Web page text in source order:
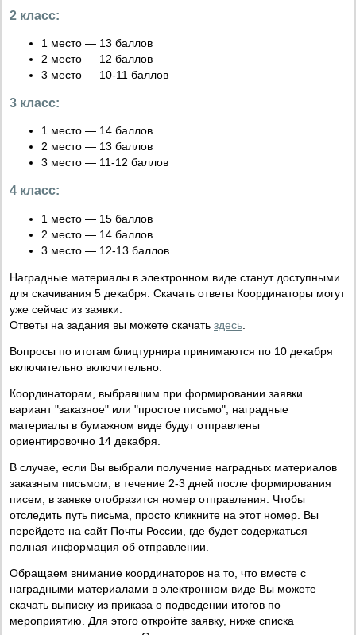
2 класс:
1 место — 13 баллов
2 место — 12 баллов
3 место — 10-11 баллов
3 класс:
1 место — 14 баллов
2 место — 13 баллов
3 место — 11-12 баллов
4 класс:
1 место — 15 баллов
2 место — 14 баллов
3 место — 12-13 баллов
Наградные материалы в электронном виде станут доступными
для скачивания 5 декабря. Скачать ответы Координаторы могут
уже сейчас из заявки.
Ответы на задания вы можете скачать здесь
Вопросы по итогам блицтурнира принимаются по 10 декабря
включительно включительно.
Координаторам, выбравшим при формировании заявки
вариант "заказное" или "простое письмо", наградные
материалы в бумажном виде будут отправлены
ориентировочно 14 декабря.
В случае, если Вы выбрали получение наградных материалов
заказным письмом, в течение 2-3 дней после формирования
писем, в заявке отобразится номер отправления. Чтобы
отследить путь письма, просто кликните на этот номер. Вы
перейдете на сайт Почты России, где будет содержаться
полная информация об отправлении.
Обращаем внимание координаторов на то, что вместе с
наградными материалами в электронном виде Вы можете
скачать выписку из приказа о подведении итогов по
мероприятию. Для этого откройте заявку, ниже списка